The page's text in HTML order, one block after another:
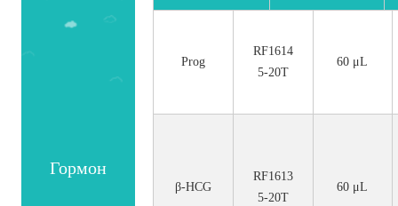
Гормон
Prog
RF1614
5-20T
60 μL
β-HCG
RF1613
5-20T
60 μL